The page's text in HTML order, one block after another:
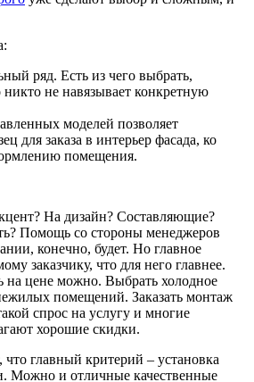
ряд. Есть из чего выбрать,
никто не навязывает конкретную
моделей позволяет
для заказа в интерьер фасада, ко
помещения.
На дизайн? Составляющие?
Помощь со стороны менеджеров
конечно, будет. Но главное
заказчику, что для него главнее.
на цене можно. Выбрать холодное
помещений. Заказать монтаж
спрос на услугу и многие
хорошие скидки.
главный критерий – установка
Можно и отличные качественные